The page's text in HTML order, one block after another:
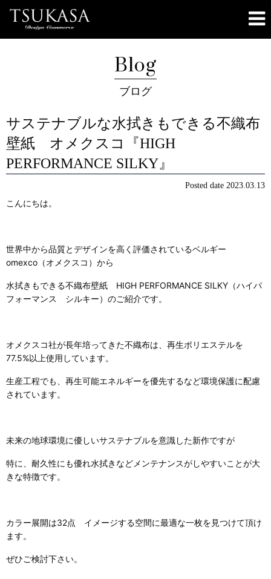
Blog
ブログ
サステナブルな水拭きもできる不織布
壁紙 オメクスコ『HIGH
PERFORMANCE SILKY』
Posted date 2023.03.13
こんにちは。
世界中から品質とデザインを高く評価されているベルギー
omexco（オメクスコ）から
水拭きもできる不織布壁紙 HIGH PERFORMANCE SILKY（ハイパ
フォーマンス シルキー）のご紹介です。
オメクスコ社が長年培ってきた不織布は、再生ポリエステルを
77.5%以上使用しています。
生産工程でも、再生可能エネルギーを優先するなど環境保護に配慮
されています。
未来の地球環境に優しいサステナブルを意識した新作ですが
特に、耐久性にも優れ水拭きなどメンテナンスがしやすいことが大
きな特徴です。
カラー展開は32点 イメージする空間に最適な一枚を見つけて頂け
ます。
ぜひご検討下さい。